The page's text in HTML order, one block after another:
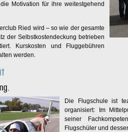
Motivation für ihre weitestgehend
Ried wird – so wie der gesamte
der Selbstkostendeckung betrieben
Kurskosten und Fluggebühren
werden.
Die Flugschule ist
organisiert: Im
seiner
Flugschüler und